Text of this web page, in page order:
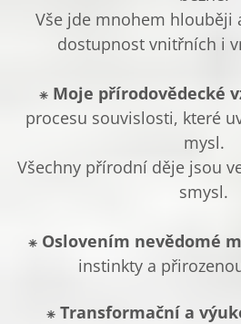
Vše jde mnohem hlouběji
dostupnost vnitřních i
⁕ Moje přírodovědecké
procesu souvislosti, které
mysl.
Všechny přírodní děje jsou
smysl.
⁕ Oslovením nevědomé
instinkty a
⁕ Transformační a